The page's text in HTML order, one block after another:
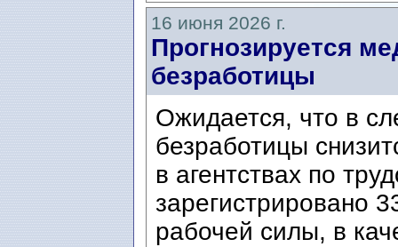
16 июня 2026 г.
Прогнозируется
безработицы
Ожидается, что в
безработицы
в агентствах по
зарегистрировано
рабочей силы, в